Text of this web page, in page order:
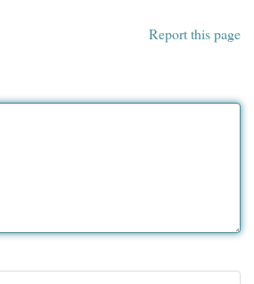
Report this page